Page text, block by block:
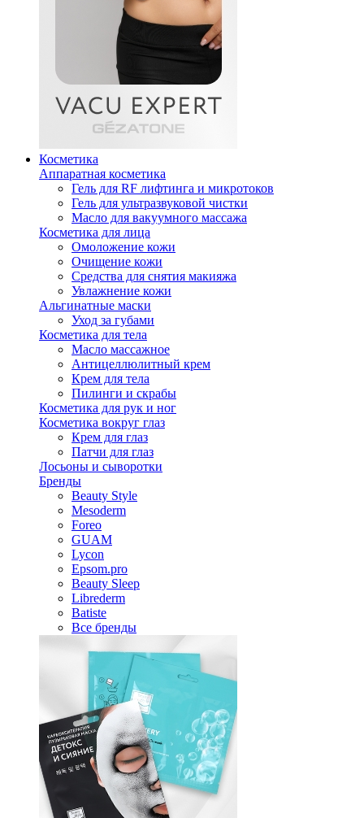
Косметика
Аппаратная косметика
Гель для RF лифтинга и микротоков
Гель для ультразвуковой чистки
Масло для вакуумного массажа
Косметика для лица
Омоложение кожи
Очищение кожи
Средства для снятия макияжа
Увлажнение кожи
Альгинатные маски
Уход за губами
Косметика для тела
Масло массажное
Антицеллюлитный крем
Крем для тела
Пилинги и скрабы
Косметика для рук и ног
Косметика вокруг глаз
Крем для глаз
Патчи для глаз
Лосьоны и сыворотки
Бренды
Beauty Style
Mesoderm
Foreo
GUAM
Lycon
Epsom.pro
Beauty Sleep
Librederm
Batiste
Все бренды